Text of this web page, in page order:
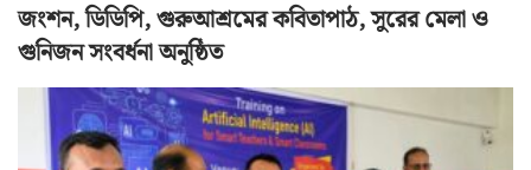
জংশন, ডিডিপি, গুরুআশ্রমের কবিতাপাঠ, সুরের মেলা ও
গুনিজন সংবর্ধনা অনুষ্ঠিত